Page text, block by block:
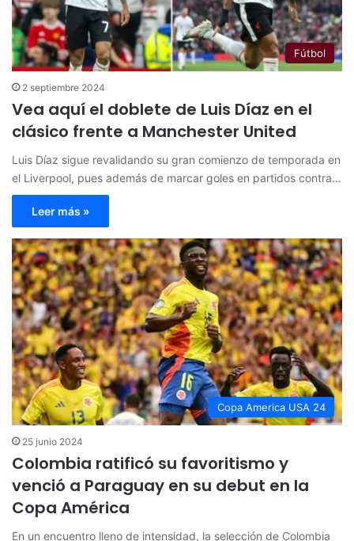
Fútbol
2 septiembre 2024
Vea aquí el doblete de Luis Díaz en el
clásico frente a Manchester United
Luis Díaz sigue revalidando su gran comienzo de temporada en
el Liverpool, pues además de marcar goles en partidos contra…
Leer más »
Copa America USA 24
25 junio 2024
Colombia ratificó su favoritismo y
venció a Paraguay en su debut en la
Copa América
En un encuentro lleno de intensidad, la selección de Colombia